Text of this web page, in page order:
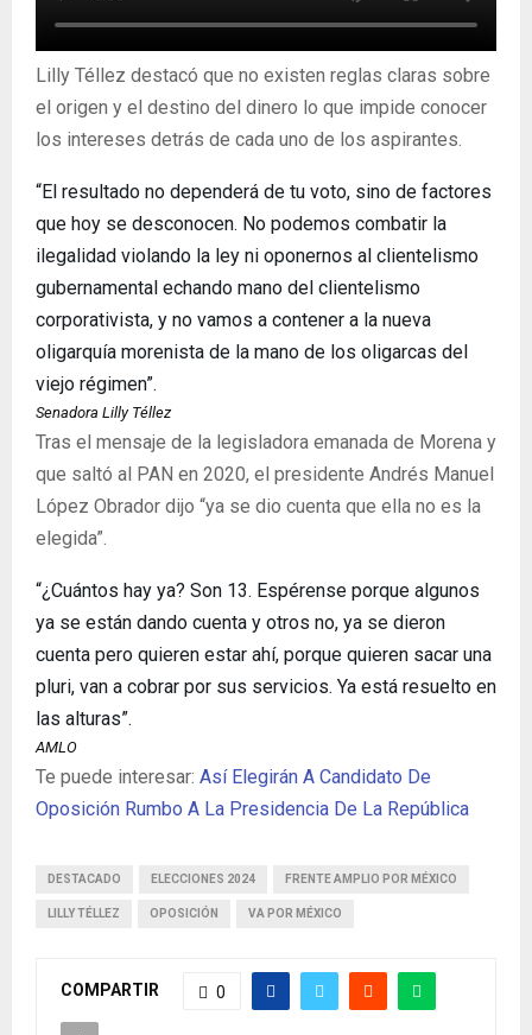
Lilly Téllez destacó que no existen reglas claras sobre
el origen y el destino del dinero lo que impide conocer
los intereses detrás de cada uno de los aspirantes.
“El resultado no dependerá de tu voto, sino de factores
que hoy se desconocen. No podemos combatir la
ilegalidad violando la ley ni oponernos al clientelismo
gubernamental echando mano del clientelismo
corporativista, y no vamos a contener a la nueva
oligarquía morenista de la mano de los oligarcas del
viejo régimen”.
Senadora Lilly Téllez
Tras el mensaje de la legisladora emanada de Morena y
que saltó al PAN en 2020, el presidente Andrés Manuel
López Obrador dijo “ya se dio cuenta que ella no es la
elegida”.
“¿Cuántos hay ya? Son 13. Espérense porque algunos
ya se están dando cuenta y otros no, ya se dieron
cuenta pero quieren estar ahí, porque quieren sacar una
pluri, van a cobrar por sus servicios. Ya está resuelto en
las alturas”.
AMLO
Te puede interesar: Así Elegirán A Candidato De
Oposición Rumbo A La Presidencia De La República
DESTACADO ELECCIONES 2024 FRENTE AMPLIO POR MÉXICO
LILLY TÉLLEZ OPOSICIÓN VA POR MÉXICO
COMPARTIR 0